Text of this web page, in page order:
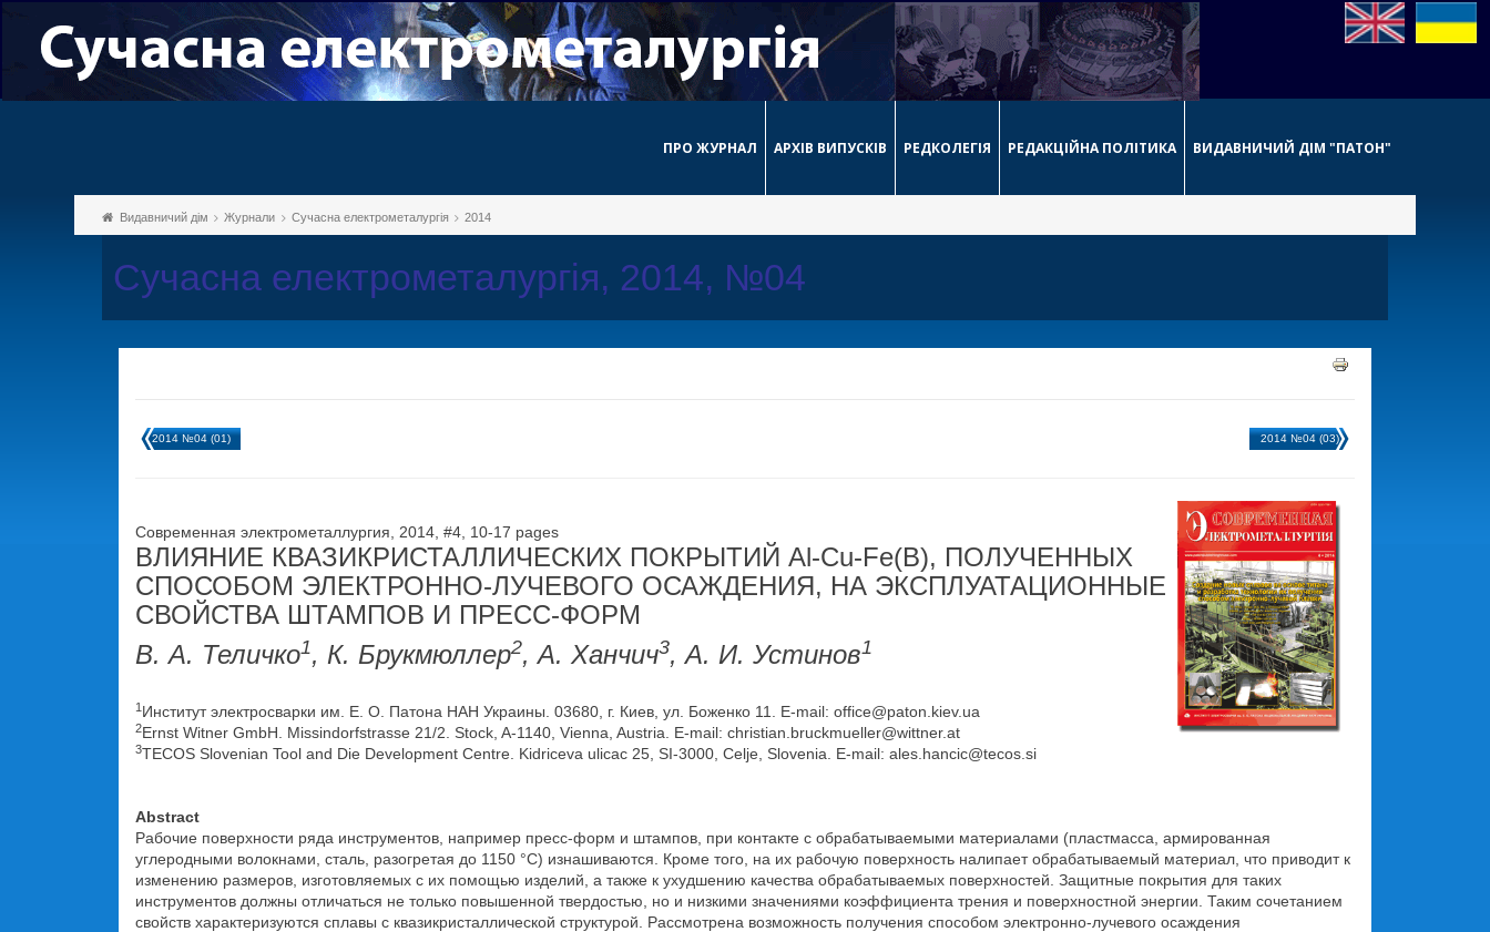
ПРО ЖУРНАЛ АРХІВ ВИПУСКІВ РЕДКОЛЕГІЯ РЕДАКЦІЙНА ПОЛІТИКА ВИДАВНИЧИЙ ДІМ "ПАТОН"
Видавничий дім Журнали Сучасна електрометалургія 2014
Сучасна електрометалургія, 2014, №04
2014 №04 (01) 2014 №04 (03)
Современная электрометаллургия, 2014, #4, 10-17 pages
ВЛИЯНИЕ КВАЗИКРИСТАЛЛИЧЕСКИХ ПОКРЫТИЙ Al-Cu-Fe(B), ПОЛУЧЕННЫХ
СПОСОБОМ ЭЛЕКТРОННО-ЛУЧЕВОГО ОСАЖДЕНИЯ, НА ЭКСПЛУАТАЦИОННЫЕ
СВОЙСТВА ШТАМПОВ И ПРЕСС-ФОРМ
В. А. Теличко1, К. Брукмюллер2, А. Ханчич3, А. И. Устинов1
1 Институт электросварки им. Е. О. Патона НАН Украины. 03680, г. Киев, ул. Боженко 11. E-mail: office@paton.kiev.ua
2Ernst Witner GmbH. Missindorfstrasse 21/2. Stock, A-1140, Vienna, Austria. E-mail: christian.bruckmueller@wittner.at
3TECOS Slovenian Tool and Die Development Centre. Kidriceva ulicac 25, SI-3000, Celje, Slovenia. E-mail: ales.hancic@tecos.si
Abstract
Рабочие поверхности ряда инструментов, например пресс-форм и штампов, при контакте с обрабатываемыми материалами (пластмасса, армированная
углеродными волокнами, сталь, разогретая до 1150 °С) изнашиваются. Кроме того, на их рабочую поверхность налипает обрабатываемый материал, что приводит к
изменению размеров, изготовляемых с их помощью изделий, а также к ухудшению качества обрабатываемых поверхностей. Защитные покрытия для таких
инструментов должны отличаться не только повышенной твердостью, но и низкими значениями коэффициента трения и поверхностной энергии. Таким сочетанием
свойств характеризуются сплавы с квазикристаллической структурой. Рассмотрена возможность получения способом электронно-лучевого осаждения